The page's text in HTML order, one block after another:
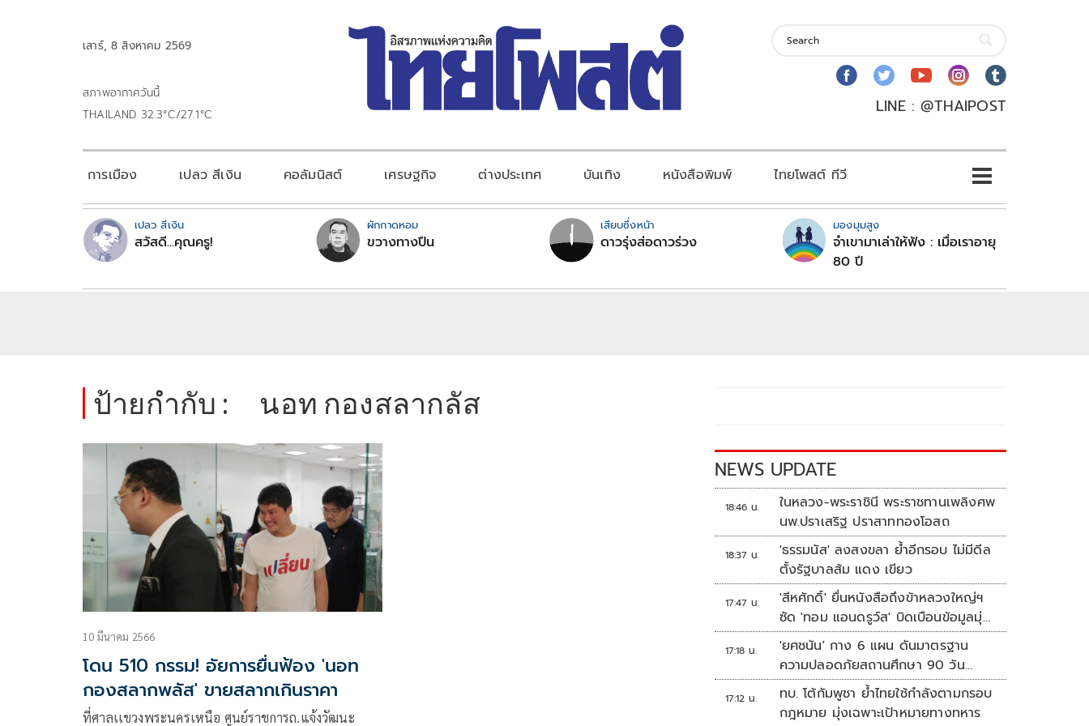
เสาร์, 8 สิงหาคม 2569
สภาพอากาศวันนี้
THAILAND 32.3°C/27.1°C
LINE : @THAIPOST
การเมือง เปลว สีเงิน คอลัมนิสต์ เศรษฐกิจ ต่างประเทศ บันเทิง หนังสือพิมพ์ ไทยโพสต์ ทีวี
เปลว สีเงิน
สวัสดี...คุณครู!
ผักกาดหอม
ขวางทางปืน
เสียบซึ่งหน้า
ดาวรุ่งส่อดาวร่วง
มองมุมสูง
จำเขามาเล่าให้ฟัง : เมื่อเราอายุ
80 ปี
ป้ายกำกับ : นอท กองสลากลัส
10 มีนาคม 2566
โดน 510 กรรม! อัยการยื่นฟ้อง 'นอท
กองสลากพลัส' ขายสลากเกินราคา
ที่ศาลเเขวงพระนครเหนือ ศูนย์ราชการถ.แจ้งวัฒนะ
NEWS UPDATE
18:46 น.
ในหลวง-พระราชินี พระราชทานเพลิงศพ
นพ.ปราเสริฐ ปราสาททองโอสถ
18:37 น.
'ธรรมนัส' ลงสงขลา ย้ำอีกรอบ ไม่มีดีล
ตั้งรัฐบาลส้ม แดง เขียว
17:47 น.
'สีหศักดิ์' ยื่นหนังสือถึงข้าหลวงใหญ่ฯ
ซัด 'ทอม แอนดรูว์ส' บิดเบือนข้อมูลมุ่ง
แสวงหาผลประโยชน์ทางการเมือง
17:18 น.
'ยศชนัน' กาง 6 แผน ดันมาตรฐาน
ความปลอดภัยสถานศึกษา 90 วัน
ป้องกันก่อเหตุรุนแรง
17:12 น.
ทบ. โต้กัมพูชา ย้ำไทยใช้กำลังตามกรอบ
กฎหมาย มุ่งเฉพาะเป้าหมายทางทหาร